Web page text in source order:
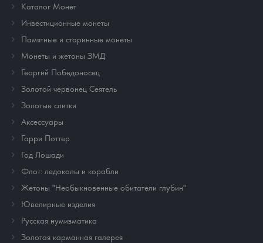
Каталог Монет
Инвестиционные монеты
Памятные и старинные монеты
Монеты и жетоны ЗМД
Георгий Победоносец
Золотой червонец Сеятель
Золотые слитки
Аксессуары
Гарри Поттер
Год Лошади
Флот: ледоколы и корабли
Жетоны "Необыкновенные обитатели глубин"
Ювелирные изделия
Русская нумизматика
Золотая карманная галерея